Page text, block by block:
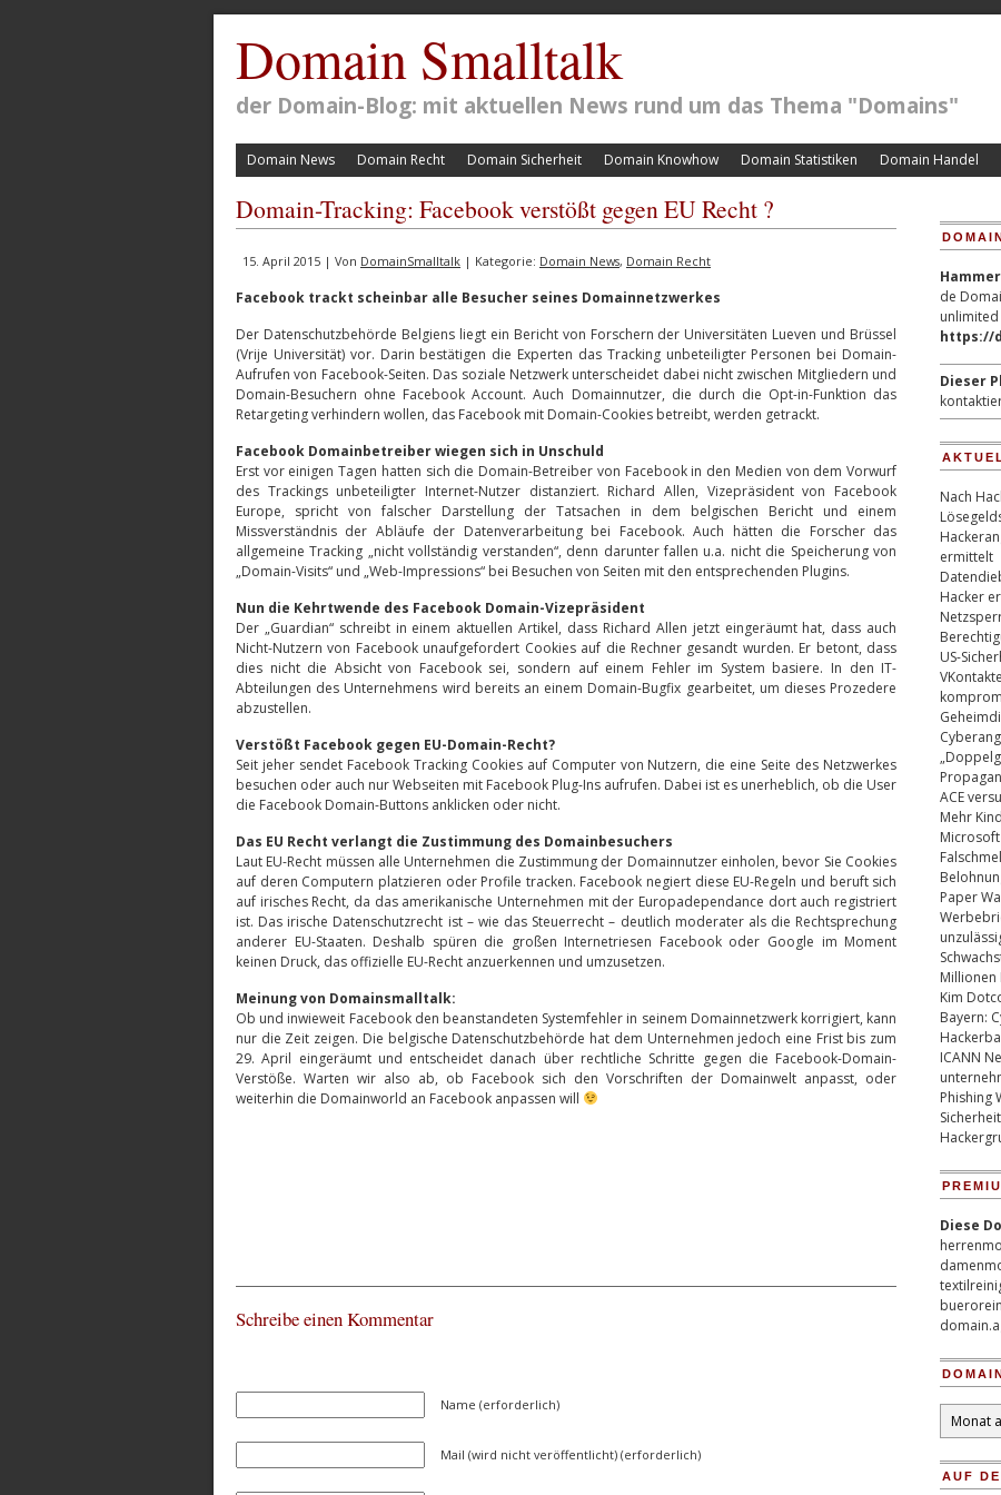
Domain Smalltalk
der Domain-Blog: mit aktuellen News rund um das Thema "Domains"
Domain News Domain Recht Domain Sicherheit Domain Knowhow Domain Statistiken Domain Handel
Domain-Tracking: Facebook verstößt gegen EU Recht ?
15. April 2015 | Von DomainSmalltalk | Kategorie: Domain News, Domain Recht
Facebook trackt scheinbar alle Besucher seines Domainnetzwerkes
Der Datenschutzbehörde Belgiens liegt ein Bericht von Forschern der Universitäten Lueven und Brüssel
(Vrije Universität) vor. Darin bestätigen die Experten das Tracking unbeteiligter Personen bei Domain-
Aufrufen von Facebook-Seiten. Das soziale Netzwerk unterscheidet dabei nicht zwischen Mitgliedern und
Domain-Besuchern ohne Facebook Account. Auch Domainnutzer, die durch die Opt-in-Funktion das
Retargeting verhindern wollen, das Facebook mit Domain-Cookies betreibt, werden getrackt.
Facebook Domainbetreiber wiegen sich in Unschuld
Erst vor einigen Tagen hatten sich die Domain-Betreiber von Facebook in den Medien von dem Vorwurf
des Trackings unbeteiligter Internet-Nutzer distanziert. Richard Allen, Vizepräsident von Facebook
Europe, spricht von falscher Darstellung der Tatsachen in dem belgischen Bericht und einem
Missverständnis der Abläufe der Datenverarbeitung bei Facebook. Auch hätten die Forscher das
allgemeine Tracking „nicht vollständig verstanden“, denn darunter fallen u.a. nicht die Speicherung von
„Domain-Visits“ und „Web-Impressions“ bei Besuchen von Seiten mit den entsprechenden Plugins.
Nun die Kehrtwende des Facebook Domain-Vizepräsident
Der „Guardian“ schreibt in einem aktuellen Artikel, dass Richard Allen jetzt eingeräumt hat, dass auch
Nicht-Nutzern von Facebook unaufgefordert Cookies auf die Rechner gesandt wurden. Er betont, dass
dies nicht die Absicht von Facebook sei, sondern auf einem Fehler im System basiere. In den IT-
Abteilungen des Unternehmens wird bereits an einem Domain-Bugfix gearbeitet, um dieses Prozedere
abzustellen.
Verstößt Facebook gegen EU-Domain-Recht?
Seit jeher sendet Facebook Tracking Cookies auf Computer von Nutzern, die eine Seite des Netzwerkes
besuchen oder auch nur Webseiten mit Facebook Plug-Ins aufrufen. Dabei ist es unerheblich, ob die User
die Facebook Domain-Buttons anklicken oder nicht.
Das EU Recht verlangt die Zustimmung des Domainbesuchers
Laut EU-Recht müssen alle Unternehmen die Zustimmung der Domainnutzer einholen, bevor Sie Cookies
auf deren Computern platzieren oder Profile tracken. Facebook negiert diese EU-Regeln und beruft sich
auf irisches Recht, da das amerikanische Unternehmen mit der Europadependance dort auch registriert
ist. Das irische Datenschutzrecht ist – wie das Steuerrecht – deutlich moderater als die Rechtsprechung
anderer EU-Staaten. Deshalb spüren die großen Internetriesen Facebook oder Google im Moment
keinen Druck, das offizielle EU-Recht anzuerkennen und umzusetzen.
Meinung von Domainsmalltalk:
Ob und inwieweit Facebook den beanstandeten Systemfehler in seinem Domainnetzwerk korrigiert, kann
nur die Zeit zeigen. Die belgische Datenschutzbehörde hat dem Unternehmen jedoch eine Frist bis zum
29. April eingeräumt und entscheidet danach über rechtliche Schritte gegen die Facebook-Domain-
Verstöße. Warten wir also ab, ob Facebook sich den Vorschriften der Domainwelt anpasst, oder
weiterhin die Domainworld an Facebook anpassen will
Schreibe einen Kommentar
Name (erforderlich)
Mail (wird nicht veröffentlicht) (erforderlich)
de
unlimited
https://
Dieser
Nach
ermittelt
Hacker
US-
ACE
Mehr
Microsoft
Paper
Millionen
Kim
Bayern:
ICANN
Phishing
Diese
Domain
Archiv
AUF